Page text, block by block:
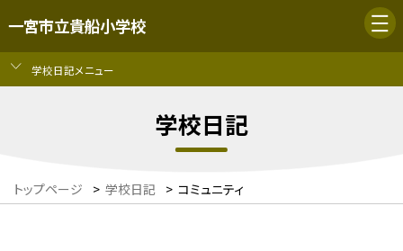
一宮市立貴船小学校
学校日記メニュー
学校日記
トップページ > 学校日記 > コミュニティ